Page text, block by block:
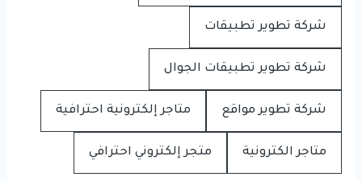
شركة تطوير تطبيقات
شركة تطوير تطبيقات الجوال
شركة تطوير مواقع متاجر إلكترونية احترافية
متاجر الكترونية متجر إلكتروني احترافي